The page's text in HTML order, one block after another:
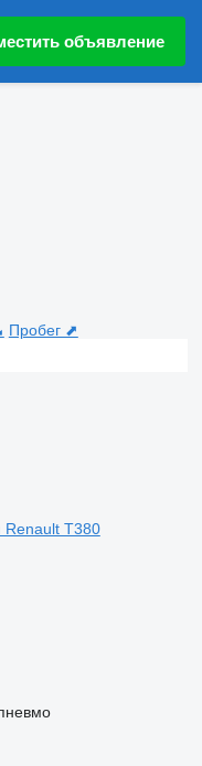
объявление
Пробег ⬈
Renault T380